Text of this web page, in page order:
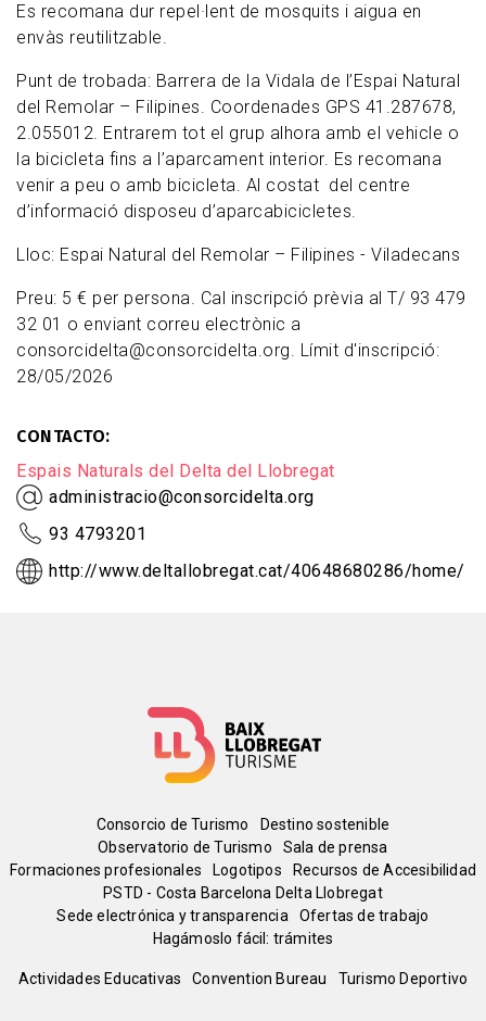
Es recomana dur repel·lent de mosquits i aigua en
envàs reutilitzable.
Punt de trobada: Barrera de la Vidala de l’Espai Natural
del Remolar – Filipines. Coordenades GPS 41.287678,
2.055012. Entrarem tot el grup alhora amb el vehicle o
la bicicleta fins a l’aparcament interior. Es recomana
venir a peu o amb bicicleta. Al costat del centre
d’informació disposeu d’aparcabicicletes.
Lloc: Espai Natural del Remolar – Filipines - Viladecans
Preu: 5 € per persona. Cal inscripció prèvia al T/ 93 479
32 01 o enviant correu electrònic a
consorcidelta@consorcidelta.org. Límit d'inscripció:
28/05/2026
CONTACTO
Espais Naturals del Delta del Llobregat
administracio@consorcidelta.org
93 4793201
http://www.deltallobregat.cat/40648680286/home/
Menú
del
pie
Consorcio de Turismo
Destino sostenible
Observatorio de Turismo
Sala de prensa
Formaciones profesionales
Logotipos
Recursos de Accesibilidad
PSTD - Costa Barcelona Delta Llobregat
Sede electrónica y transparencia
Ofertas de trabajo
Hagámoslo fácil: trámites
Peu
Actividades Educativas Convention Bureau Turismo Deportivo